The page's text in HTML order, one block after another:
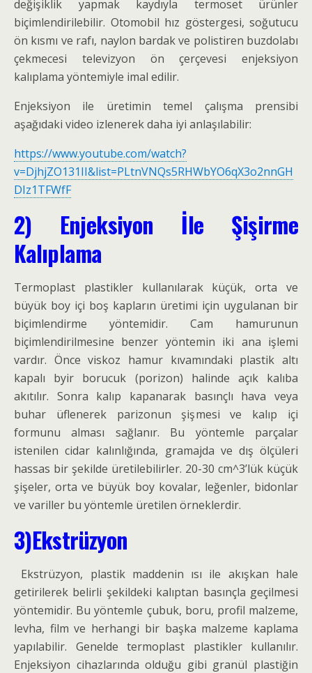
değişiklik yapmak kaydıyla termoset ürünler
biçimlendirilebilir. Otomobil hız göstergesi, soğutucu
ön kısmı ve rafı, naylon bardak ve polistiren buzdolabı
çekmecesi televizyon ön çerçevesi enjeksiyon
kalıplama yöntemiyle imal edilir.
Enjeksiyon ile üretimin temel çalışma prensibi
aşağıdaki video izlenerek daha iyi anlaşılabilir:
https://www.youtube.com/watch?
v=DjhjZO131II&list=PLtnVNQs5RHWbYO6qX3o2nnGH
DIz1TFWfF
2) Enjeksiyon İle Şişirme
Kalıplama
Termoplast plastikler kullanılarak küçük, orta ve
büyük boy içi boş kapların üretimi için uygulanan bir
biçimlendirme yöntemidir. Cam hamurunun
biçimlendirilmesine benzer yöntemin iki ana işlemi
vardır. Önce viskoz hamur kıvamındaki plastik altı
kapalı byir borucuk (porizon) halinde açık kalıba
akıtılır. Sonra kalıp kapanarak basınçlı hava veya
buhar üflenerek parizonun şişmesi ve kalıp içi
formunu alması sağlanır. Bu yöntemle parçalar
istenilen cidar kalınlığında, gramajda ve dış ölçüleri
hassas bir şekilde üretilebilirler. 20-30 cm^3’lük küçük
şişeler, orta ve büyük boy kovalar, leğenler, bidonlar
ve variller bu yöntemle üretilen örneklerdir.
3)Ekstrüzyon
Ekstrüzyon, plastik maddenin ısı ile akışkan hale
getirilerek belirli şekildeki kalıptan basınçla geçilmesi
yöntemidir. Bu yöntemle çubuk, boru, profil malzeme,
levha, film ve herhangi bir başka malzeme kaplama
yapılabilir. Genelde termoplast plastikler kullanılır.
Enjeksiyon cihazlarında olduğu gibi granül plastiğin